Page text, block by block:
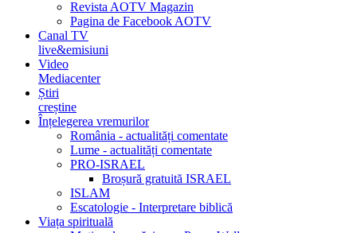
Revista AOTV Magazin
Pagina de Facebook AOTV
Canal TV
live&emisiuni
Video
Mediacenter
Știri
creștine
Înțelegerea vremurilor
România - actualități comentate
Lume - actualități comentate
PRO-ISRAEL
Broșură gratuită ISRAEL
ISLAM
Escatologie - Interpretare biblică
Viața spirituală